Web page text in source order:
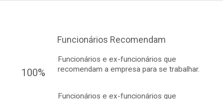
Funcionários Recomendam
100%
Funcionários e ex-funcionários que
recomendam a empresa para se trabalhar.
Funcionários e ex-funcionários que